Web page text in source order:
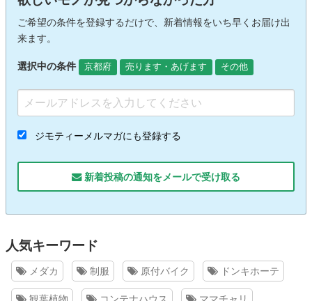
ご希望の条件を登録するだけで、新着情報をいち早くお届け出
来ます。
選択中の条件 京都府 売ります・あげます その他
ジモティーメルマガにも登録する
新着投稿の通知をメールで受け取る
人気キーワード
メダカ 制服 原付バイク ドンキホーテ
観葉植物 コンテナハウス ママチャリ